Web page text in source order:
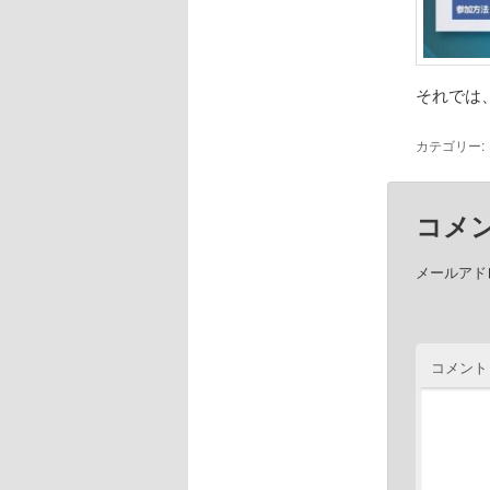
それでは
カテゴリー:
コメ
メールア
コメント